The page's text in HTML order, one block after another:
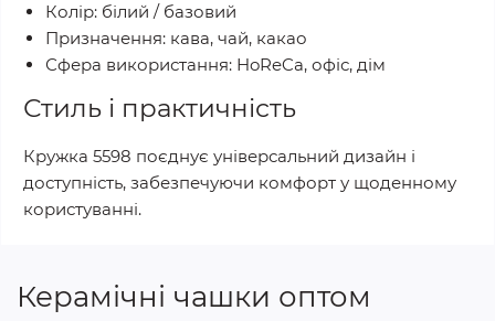
Колір: білий / базовий
Призначення: кава, чай, какао
Сфера використання: HoReCa, офіс, дім
Стиль і практичність
Кружка 5598 поєднує універсальний дизайн і
доступність, забезпечуючи комфорт у щоденному
користуванні.
Керамічні чашки оптом